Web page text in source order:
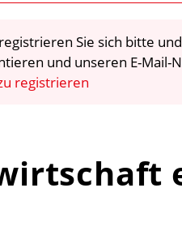
Sie sich bitte
und unseren E-Mail-
registrieren